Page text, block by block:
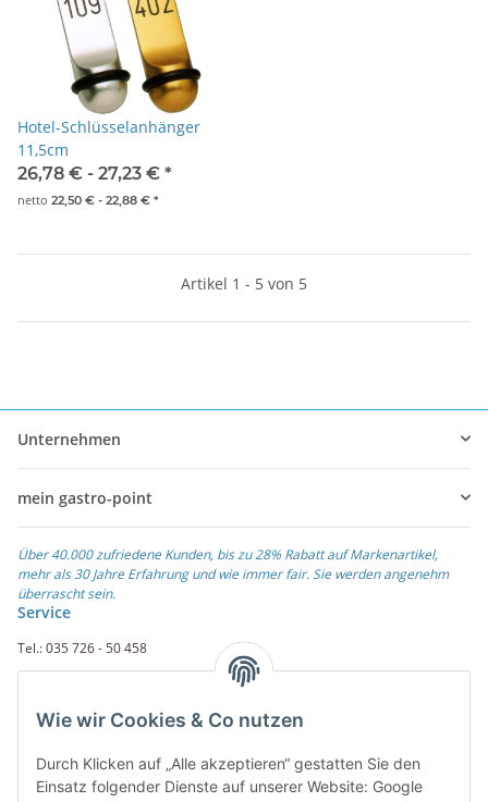
Hotel-Schlüsselanhänger
11,5cm
26,78 € - 27,23 € *
netto 22,50 € - 22,88 € *
Artikel 1 - 5 von 5
Unternehmen
mein gastro-point
Über 40.000 zufriedene Kunden, bis zu 28% Rabatt auf Markenartikel,
mehr als 30 Jahre Erfahrung und wie immer fair. Sie werden angenehm
überrascht sein.
Service
Tel.: 035 726 - 50 458
Weiterführende Links
Zahlungsarten
Wie wir Cookies & Co nutzen
Durch Klicken auf „Alle akzeptieren“ gestatten Sie den
Einsatz folgender Dienste auf unserer Website: Google